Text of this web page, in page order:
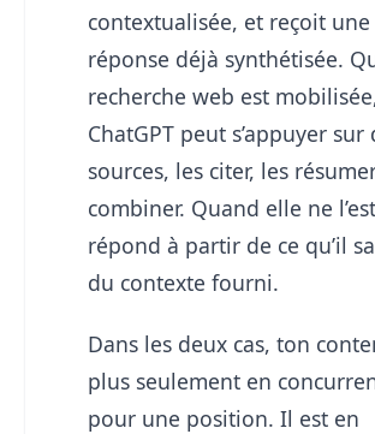
contextualisée, et reçoit une
réponse déjà synthétisée.
recherche web est
ChatGPT peut s’appuyer sur
sources, les citer, les
combiner. Quand elle ne
répond à partir de ce qu’il
du contexte fourni.
Dans les deux cas, ton
plus seulement en
pour une position. Il est en